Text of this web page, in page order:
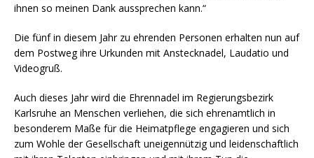
ihnen so meinen Dank aussprechen kann.“
Die fünf in diesem Jahr zu ehrenden Personen erhalten nun auf
dem Postweg ihre Urkunden mit Anstecknadel, Laudatio und
Videogruß.
Auch dieses Jahr wird die Ehrennadel im Regierungsbezirk
Karlsruhe an Menschen verliehen, die sich ehrenamtlich in
besonderem Maße für die Heimatpflege engagieren und sich
zum Wohle der Gesellschaft uneigennützig und leidenschaftlich